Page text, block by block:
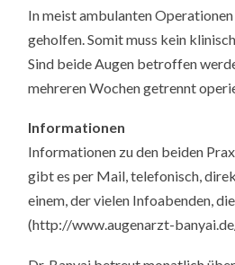
In meist ambulanten
geholfen. Somit muss kein
Sind beide Augen betroffen
mehreren Wochen getrennt
Informationen
Informationen zu den beiden
gibt es per Mail, telefonisch,
einem, der vielen Infoabenden,
(http://www.augenarzt-